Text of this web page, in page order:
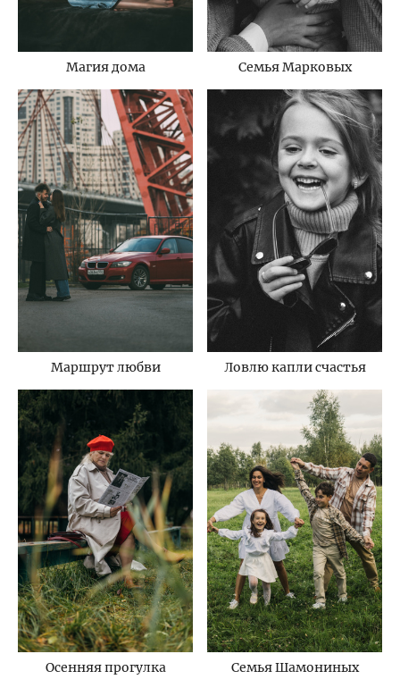
Магия дома Семья Марковых
Маршрут любви Ловлю капли счастья
Осенняя прогулка Семья Шамониных